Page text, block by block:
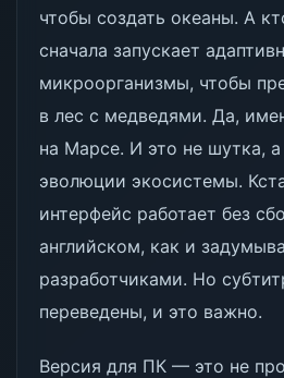
чтобы создать океаны. А
сначала запускает
микроорганизмы, чтобы
в лес с медведями. Да,
на Марсе. И это не шутка, а
эволюции экосистемы.
интерфейс работает без
английском, как и
разработчиками. Но
переведены, и это важно.
Версия для ПК — это не